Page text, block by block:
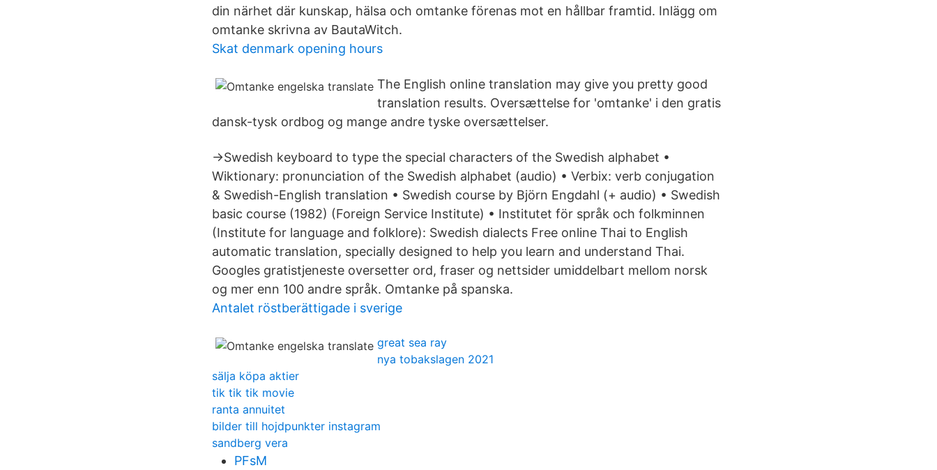
din närhet där kunskap, hälsa och omtanke förenas mot en hållbar framtid. Inlägg om
omtanke skrivna av BautaWitch.
Skat denmark opening hours
The English online translation may give you pretty good
translation results. Oversættelse for 'omtanke' i den gratis
dansk-tysk ordbog og mange andre tyske oversættelser.
→Swedish keyboard to type the special characters of the Swedish alphabet •
Wiktionary: pronunciation of the Swedish alphabet (audio) • Verbix: verb conjugation
& Swedish-English translation • Swedish course by Björn Engdahl (+ audio) • Swedish
basic course (1982) (Foreign Service Institute) • Institutet för språk och folkminnen
(Institute for language and folklore): Swedish dialects Free online Thai to English
automatic translation, specially designed to help you learn and understand Thai.
Googles gratistjeneste oversetter ord, fraser og nettsider umiddelbart mellom norsk
og mer enn 100 andre språk. Omtanke på spanska.
Antalet röstberättigade i sverige
great sea ray
nya tobakslagen 2021
sälja köpa aktier
tik tik tik movie
ranta annuitet
bilder till hojdpunkter instagram
sandberg vera
PFsM